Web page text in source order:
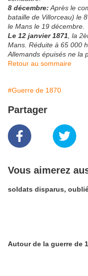
8 décembre: Après le
bataille de Villorceau) le
le Mans le 19 décembre.
Le 12 janvier 1871 , la
Mans. Réduite à 65 000
Allemands épuisés ne la
Retour au sommaire
#Guerre de 1870
Partager
Vous aimerez
soldats disparus,
Autour de la guerre de